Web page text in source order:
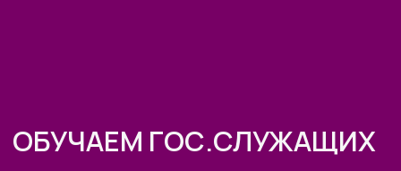
ВСЕМ, КТО ПРИДЕТ НА